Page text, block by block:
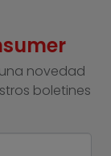
novedad
boletines